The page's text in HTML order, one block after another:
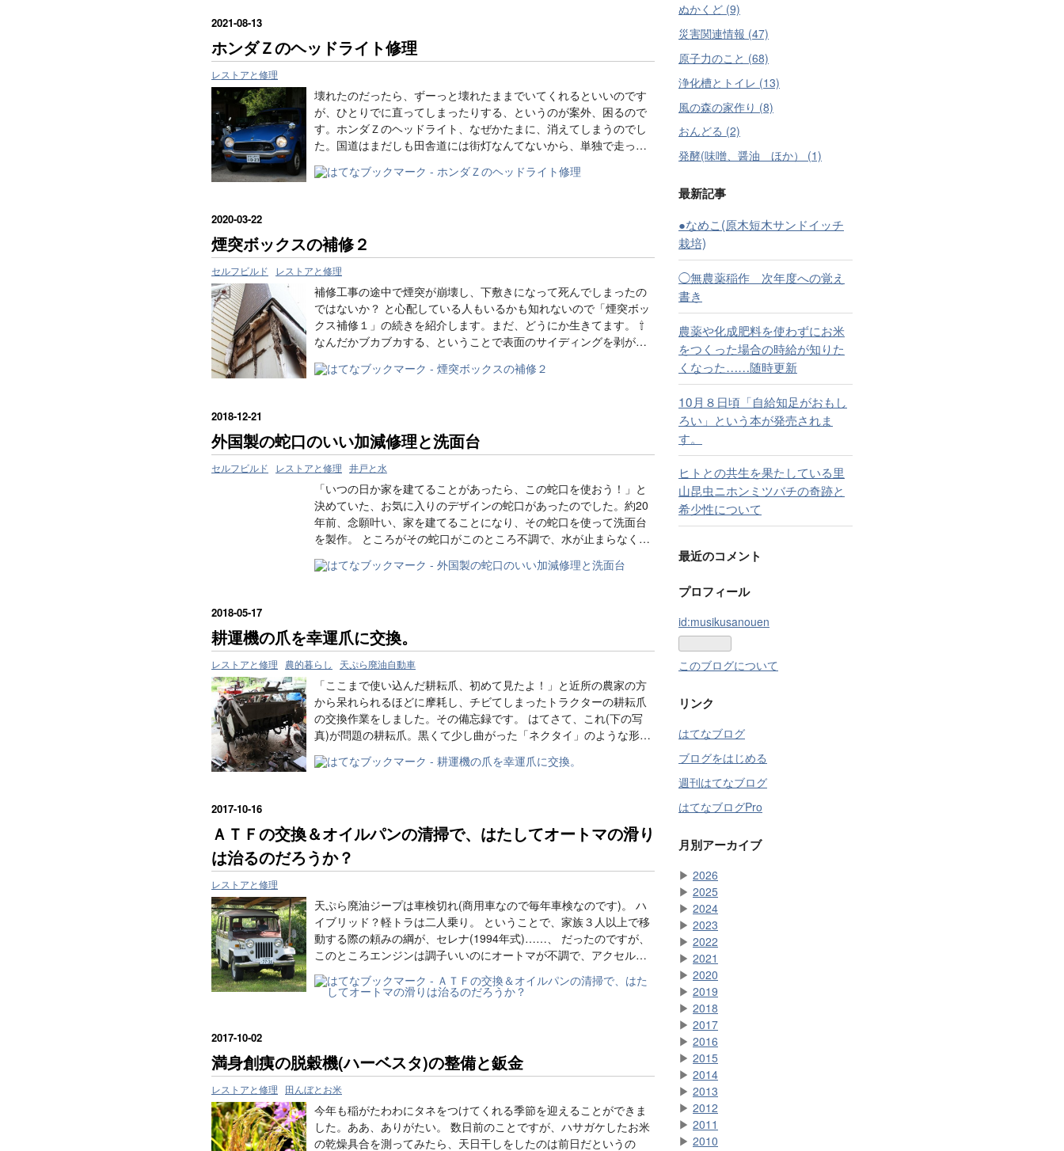
2021-08-13
ホンダＺのヘッドライト修理
レストアと修理
壊れたのだったら、ずーっと壊れたままでいてくれるといいのです
が、ひとりでに直ってしまったりする、というのが案外、困るので
す。ホンダＺのヘッドライト、なぜかたまに、消えてしまうのでし
た。国道はまだしも田舎道には街灯なんてないから、単独で走っ…
2020-03-22
煙突ボックスの補修２
セルフビルド レストアと修理
補修工事の途中で煙突が崩壊し、下敷きになって死んでしまったの
ではないか？ と心配している人もいるかも知れないので「煙突ボッ
クス補修１」の続きを紹介します。まだ、どうにか生きてます。 ⇧
なんだかブカブカする、ということで表面のサイディングを剥が…
2018-12-21
外国製の蛇口のいい加減修理と洗面台
セルフビルド レストアと修理 井戸と水
「いつの日か家を建てることがあったら、この蛇口を使おう！」と
決めていた、お気に入りのデザインの蛇口があったのでした。約20
年前、念願叶い、家を建てることになり、その蛇口を使って洗面台
を製作。 ところがその蛇口がこのところ不調で、水が止まらなく…
2018-05-17
耕運機の爪を幸運爪に交換。
レストアと修理 農的暮らし 天ぷら廃油自動車
「ここまで使い込んだ耕耘爪、初めて見たよ！」と近所の農家の方
から呆れられるほどに摩耗し、チビてしまったトラクターの耕耘爪
の交換作業をしました。その備忘録です。 はてさて、これ(下の写
真)が問題の耕耘爪。黒くて少し曲がった「ネクタイ」のような形…
2017-10-16
ＡＴＦの交換＆オイルパンの清掃で、はたしてオートマの滑り
は治るのだろうか？
レストアと修理
天ぷら廃油ジープは車検切れ(商用車なので毎年車検なのです)。 ハ
イブリッド？軽トラは二人乗り。 ということで、家族３人以上で移
動する際の頼みの綱が、セレナ(1994年式)……、 だったのですが、
このところエンジンは調子いいのにオートマが不調で、アクセル…
2017-10-02
満身創痍の脱穀機(ハーベスタ)の整備と鈑金
レストアと修理 田んぼとお米
今年も稲がたわわにタネをつけてくれる季節を迎えることができま
した。ああ、ありがたい。 数日前のことですが、ハサガケしたお米
の乾燥具合を測ってみたら、天日干しをしたのは前日だというの
ぬかくど (9)
災害関連情報 (47)
原子力のこと (68)
浄化槽とトイレ (13)
風の森の家作り (8)
おんどる (2)
発酵(味噌、醤油 ほか） (1)
最新記事
●なめこ(原木短木サンドイッチ
栽培)
◯無農薬稲作 次年度への覚え
書き
農薬や化成肥料を使わずにお米
をつくった場合の時給が知りた
くなった……随時更新
10月８日頃「自給知足がおもし
ろい」という本が発売されま
す。
ヒトとの共生を果たしている里
山昆虫ニホンミツバチの奇跡と
希少性について
最近のコメント
プロフィール
id:musikusanouen
このブログについて
リンク
はてなブログ
ブログをはじめる
週刊はてなブログ
はてなブログPro
月別アーカイブ
▶ 2026
▶ 2025
▶ 2024
▶ 2023
▶ 2022
▶ 2021
▶ 2020
▶ 2019
▶ 2018
▶ 2017
▶ 2016
▶ 2015
▶ 2014
▶ 2013
▶ 2012
▶ 2011
▶ 2010